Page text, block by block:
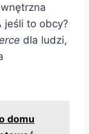
jeśli to obcy?
dla ludzi,
domu